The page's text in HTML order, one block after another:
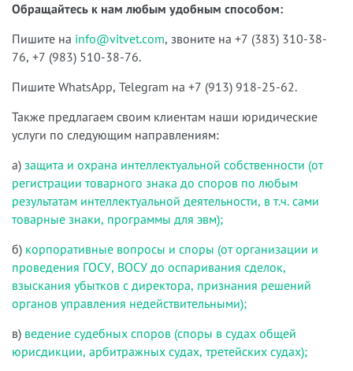
Обращайтесь к нам любым удобным способом:
Пишите на info@vitvet.com, звоните на +7 (383) 310-38-
76, +7 (983) 510-38-76.
Пишите WhatsApp, Telegram на +7 (913) 918-25-62.
Также предлагаем своим клиентам наши юридические
услуги по следующим направлениям:
а) защита и охрана интеллектуальной собственности (от
регистрации товарного знака до споров по любым
результатам интеллектуальной деятельности, в т.ч. сами
товарные знаки, программы для эвм);
б) корпоративные вопросы и споры (от организации и
проведения ГОСУ, ВОСУ до оспаривания сделок,
взыскания убытков с директора, признания решений
органов управления недействительными);
в) ведение судебных споров (споры в судах общей
юрисдикции, арбитражных судах, третейских судах);